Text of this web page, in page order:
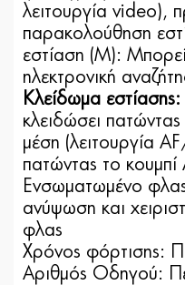
λειτουργία video),
παρακολούθηση
εστίαση (M):
ηλεκτρονική
Κλείδωμα εστίασης:
κλειδώσει
μέση (λειτουργία
πατώντας το κουμπί
Ενσωματωμένο
ανύψωση και
φλας
Χρόνος φόρτισης:
Αριθμός Οδηγού: